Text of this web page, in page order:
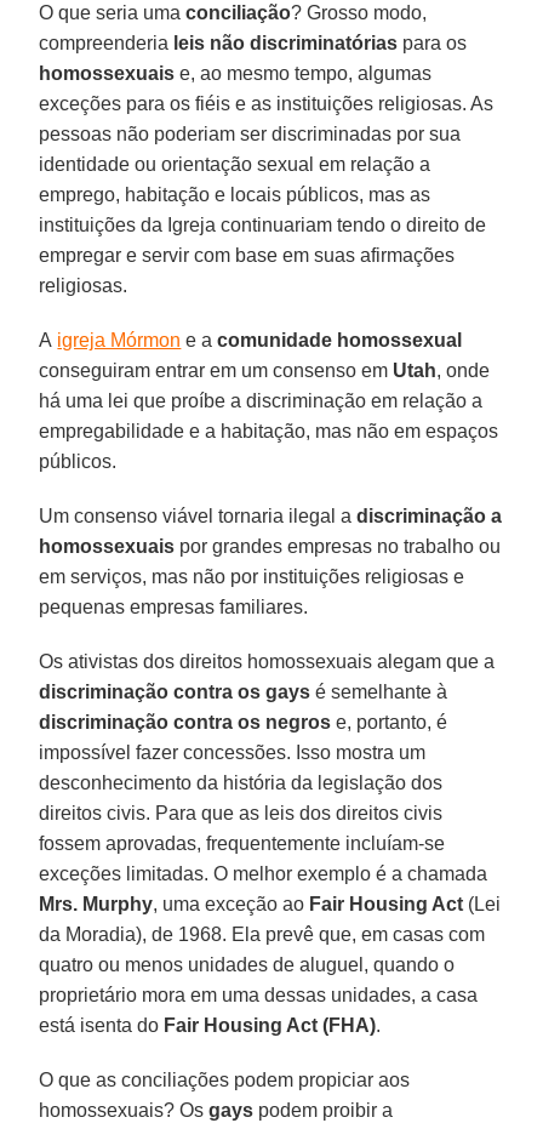
O que seria umaconciliação? Grosso modo,
compreenderia leis não discriminatórias para os
homossexuais e, ao mesmo tempo, algumas
exceções para os fiéis e as instituições religiosas. As
pessoas não poderiam ser discriminadas por sua
identidade ou orientação sexual em relação a
emprego, habitação e locais públicos, mas as
instituições da Igreja continuariam tendo o direito de
empregar e servir com base em suas afirmações
religiosas.
A igreja Mórmon e acomunidade homossexual
conseguiram entrar em um consenso em Utah, onde
há uma lei que proíbe a discriminação em relação a
empregabilidade e a habitação, mas não em espaços
públicos.
Um consenso viável tornaria ilegal adiscriminação a
homossexuais por grandes empresas no trabalho ou
em serviços, mas não por instituições religiosas e
pequenas empresas familiares.
Os ativistas dos direitos homossexuais alegam que a
discriminação contra os gays é semelhante à
discriminação contra os negros e, portanto, é
impossível fazer concessões. Isso mostra um
desconhecimento da história da legislação dos
direitos civis. Para que as leis dos direitos civis
fossem aprovadas, frequentemente incluíam-se
exceções limitadas. O melhor exemplo é a chamada
Mrs. Murphy, uma exceção ao Fair Housing Act (Lei
da Moradia), de 1968. Ela prevê que, em casas com
quatro ou menos unidades de aluguel, quando o
proprietário mora em uma dessas unidades, a casa
está isenta do Fair Housing Act (FHA).
O que as conciliações podem propiciar aos
homossexuais? Osgays podem proibir a